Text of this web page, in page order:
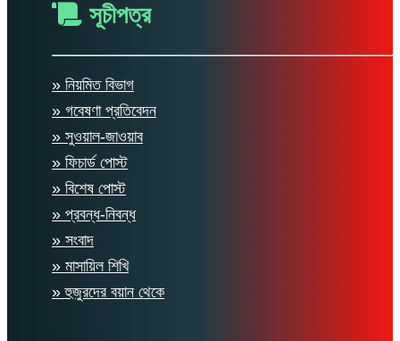
সূচীপত্র
» নিয়মিত বিভাগ
» গবেষণা প্রতিবেদন
» সুওয়াল-জাওয়াব
» ফিচার্ড পোস্ট
» বিশেষ পোস্ট
» প্রবন্ধ-নিবন্ধ
» সংবাদ
» মাসায়িল শিখি
» হুজুরদের বয়ান থেকে